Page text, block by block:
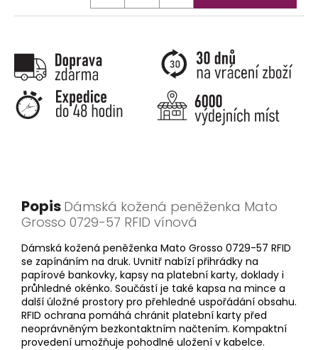
Popis Dámská kožená peněženka Mato
Grosso 0729-57 RFID vínová
Dámská kožená peněženka Mato Grosso 0729-57 RFID
se zapínáním na druk. Uvnitř nabízí přihrádky na
papírové bankovky, kapsy na platební karty, doklady i
průhledné okénko. Součástí je také kapsa na mince a
další úložné prostory pro přehledné uspořádání obsahu.
RFID ochrana pomáhá chránit platební karty před
neoprávněným bezkontaktním načtením. Kompaktní
provedení umožňuje pohodlné uložení v kabelce.